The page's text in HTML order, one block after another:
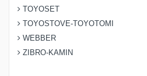
TOYOSET
TOYOSTOVE-TOYOTOMI
WEBBER
ZIBRO-KAMIN